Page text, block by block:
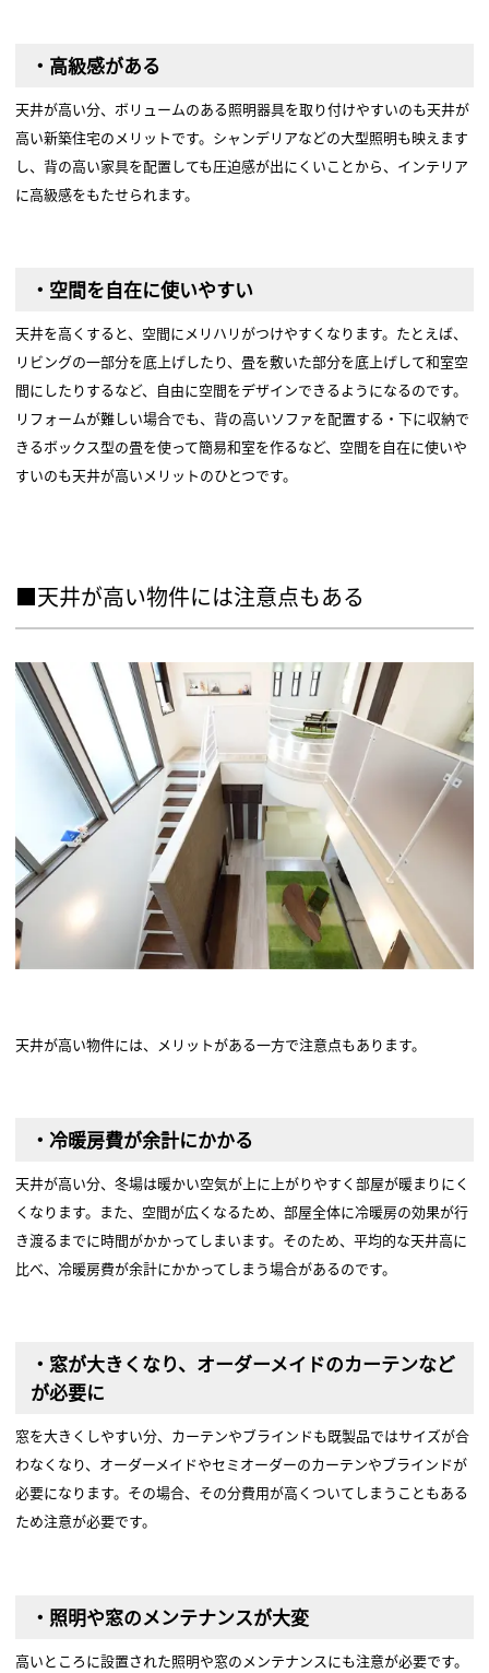
・高級感がある
天井が高い分、ボリュームのある照明器具を取り付けやすいのも天井が
高い新築住宅のメリットです。シャンデリアなどの大型照明も映えます
し、背の高い家具を配置しても圧迫感が出にくいことから、インテリア
に高級感をもたせられます。
・空間を自在に使いやすい
天井を高くすると、空間にメリハリがつけやすくなります。たとえば、
リビングの一部分を底上げしたり、畳を敷いた部分を底上げして和室空
間にしたりするなど、自由に空間をデザインできるようになるのです。
リフォームが難しい場合でも、背の高いソファを配置する・下に収納で
きるボックス型の畳を使って簡易和室を作るなど、空間を自在に使いや
すいのも天井が高いメリットのひとつです。
■天井が高い物件には注意点もある
天井が高い物件には、メリットがある一方で注意点もあります。
・冷暖房費が余計にかかる
天井が高い分、冬場は暖かい空気が上に上がりやすく部屋が暖まりにく
くなります。また、空間が広くなるため、部屋全体に冷暖房の効果が行
き渡るまでに時間がかかってしまいます。そのため、平均的な天井高に
比べ、冷暖房費が余計にかかってしまう場合があるのです。
・窓が大きくなり、オーダーメイドのカーテンなど
が必要に
窓を大きくしやすい分、カーテンやブラインドも既製品ではサイズが合
わなくなり、オーダーメイドやセミオーダーのカーテンやブラインドが
必要になります。その場合、その分費用が高くついてしまうこともある
ため注意が必要です。
・照明や窓のメンテナンスが大変
高いところに設置された照明や窓のメンテナンスにも注意が必要です。